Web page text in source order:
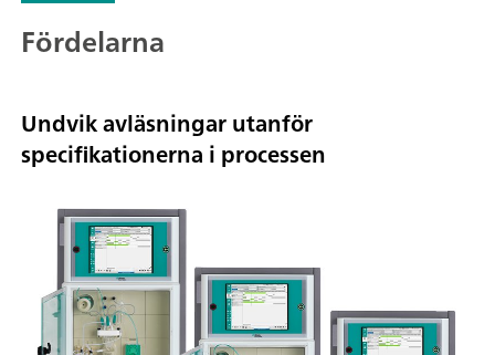
Fördelarna
Undvik avläsningar utanför
specifikationerna i processen